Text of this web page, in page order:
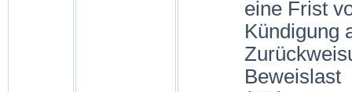
eine Frist
Kündigung
Beweislast